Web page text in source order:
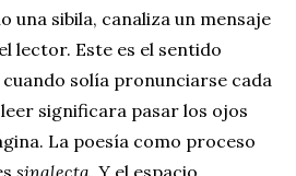
una sibila, canaliza un mensaje
lector. Este es el sentido
solía pronunciarse cada
significara pasar los ojos
La poesía como proceso
sinalecta. Y el espacio